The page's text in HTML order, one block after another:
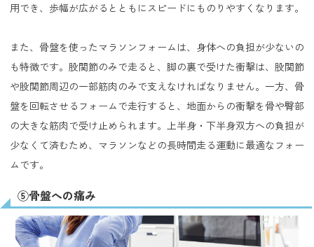
用でき、歩幅が広がるとともにスピードにものりやすくなります。
また、骨盤を使ったマラソンフォームは、身体への負担が少ないの
も特徴です。股関節のみで走ると、脚の裏で受けた衝撃は、股関節
や股関節周辺の一部筋肉のみで支えなければなりません。一方、骨
盤を回転させるフォームで走行すると、地面からの衝撃を骨や臀部
の大きな筋肉で受け止められます。上半身・下半身双方への負担が
少なくて済むため、マラソンなどの長時間走る運動に最適なフォー
ムです。
⑤骨盤への痛み